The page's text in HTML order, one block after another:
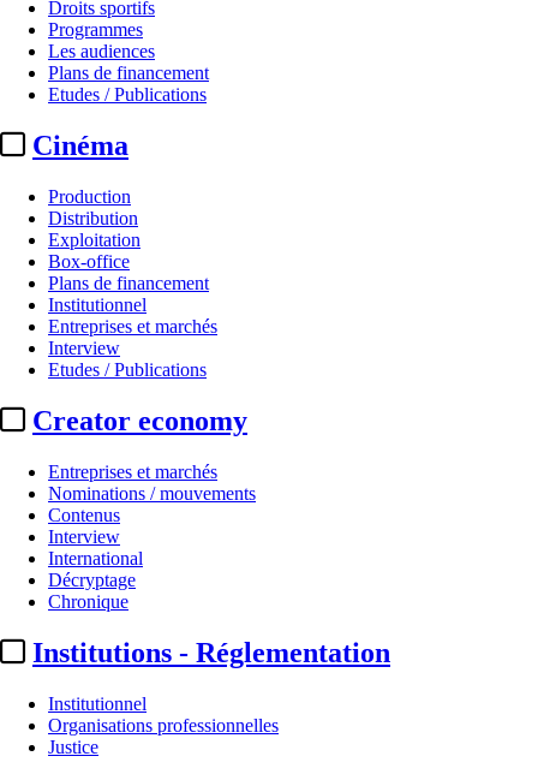
Droits sportifs
Programmes
Les audiences
Plans de financement
Etudes / Publications
Cinéma
Production
Distribution
Exploitation
Box-office
Plans de financement
Institutionnel
Entreprises et marchés
Interview
Etudes / Publications
Creator economy
Entreprises et marchés
Nominations / mouvements
Contenus
Interview
International
Décryptage
Chronique
Institutions - Réglementation
Institutionnel
Organisations professionnelles
Justice